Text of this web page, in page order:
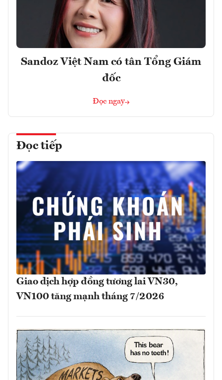
Sandoz Việt Nam có tân Tổng Giám
đốc
Đọc ngay
Đọc tiếp
Giao dịch hợp đồng tương lai VN30,
VN100 tăng mạnh tháng 7/2026